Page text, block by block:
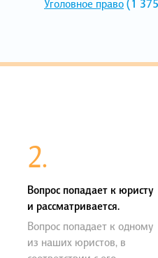
2.
Вопрос попадает к юристу
и рассматривается.
Вопрос попадает к одному
из наших юристов, в